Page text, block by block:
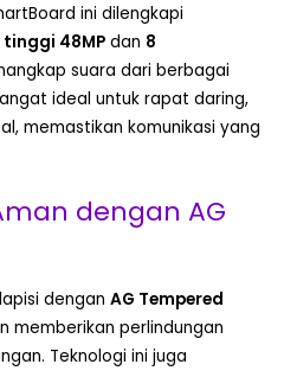
ini dilengkapi
48MP dan 8
suara dari berbagai
ideal untuk rapat daring,
memastikan komunikasi yang
dengan AG
dengan AG Tempered
memberikan perlindungan
Teknologi ini juga